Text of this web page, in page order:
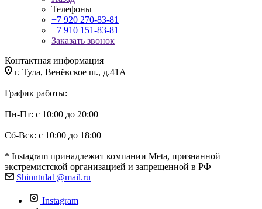
Телефоны
+7 920 270-83-81
+7 910 151-83-81
Заказать звонок
Контактная информация
г. Тула, Венёвское ш., д.41А
График работы:
Пн-Пт: с 10:00 до 20:00
Сб-Вск: с 10:00 до 18:00
* Instagram принадлежит компании Meta, признанной
экстремистской организацией и запрещенной в РФ
Shinntula1@mail.ru
Instagram